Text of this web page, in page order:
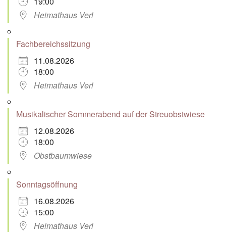
Heimathaus Verl
Fachbereichssitzung
11.08.2026
18:00
Heimathaus Verl
Musikalischer Sommerabend auf der Streuobstwiese
12.08.2026
18:00
Obstbaumwiese
Sonntagsöffnung
16.08.2026
15:00
Heimathaus Verl